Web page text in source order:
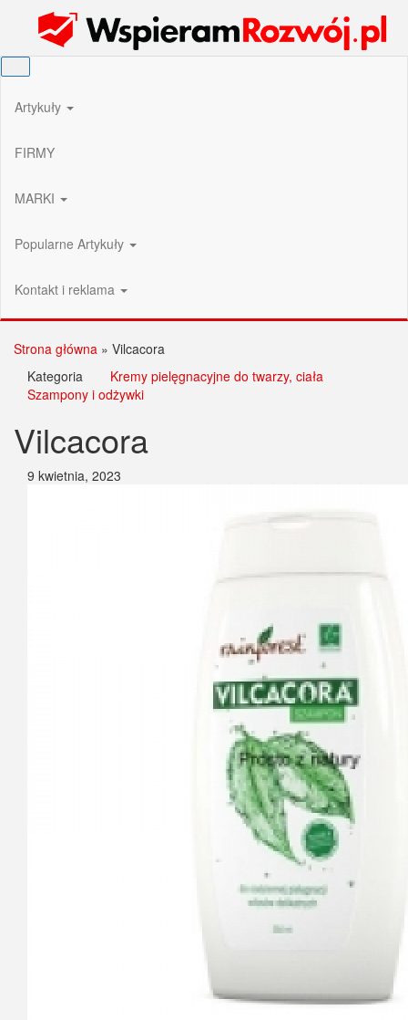
Wspieram Rozwój PL
Artykuły
FIRMY
MARKI
Popularne Artykuły
Kontakt i reklama
Strona główna » Vilcacora
Kategoria
Kremy pielęgnacyjne do twarzy, ciała
Szampony i odżywki
Vilcacora
9 kwietnia, 2023